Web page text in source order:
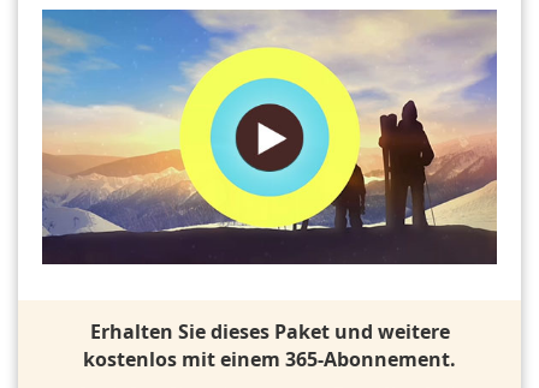
Erhalten Sie dieses Paket und weitere
kostenlos mit einem 365-Abonnement.